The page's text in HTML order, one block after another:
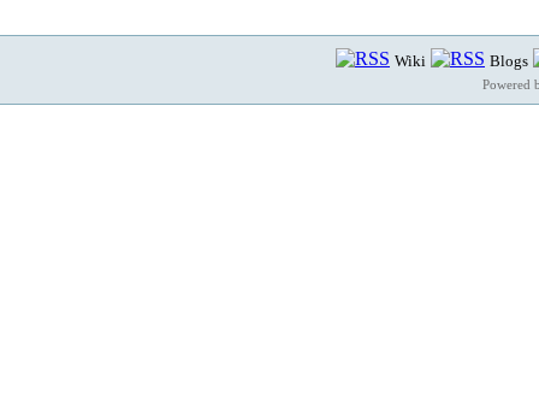
Wiki Blogs
Powered